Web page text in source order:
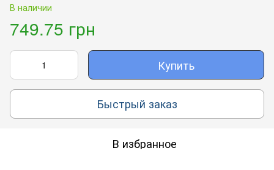
В наличии
749.75 грн
Купить
Быстрый заказ
В избранное